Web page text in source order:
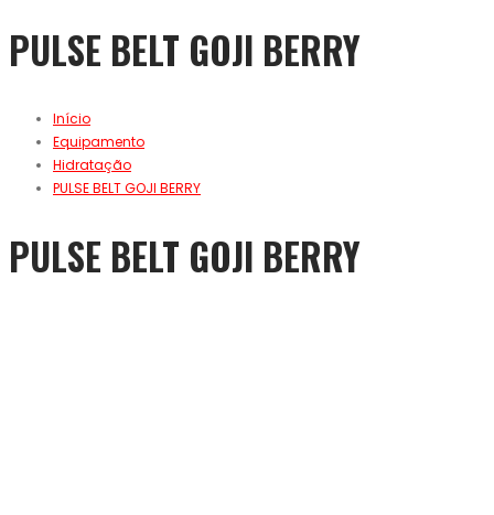
PULSE BELT GOJI BERRY
Início
Equipamento
Hidratação
PULSE BELT GOJI BERRY
PULSE BELT GOJI BERRY